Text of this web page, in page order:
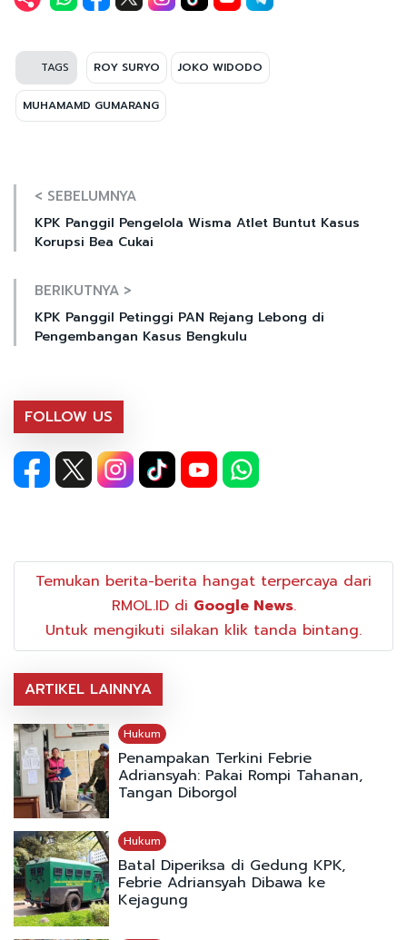
TAGS ROY SURYO JOKO WIDODO
MUHAMAMD GUMARANG
< SEBELUMNYA
KPK Panggil Pengelola Wisma Atlet Buntut Kasus
Korupsi Bea Cukai
BERIKUTNYA >
KPK Panggil Petinggi PAN Rejang Lebong di
Pengembangan Kasus Bengkulu
FOLLOW US
Temukan berita-berita hangat terpercaya dari
RMOL.ID di Google News.
Untuk mengikuti silakan klik tanda bintang.
ARTIKEL LAINNYA
Hukum
Penampakan Terkini Febrie
Adriansyah: Pakai Rompi Tahanan,
Tangan Diborgol
Hukum
Batal Diperiksa di Gedung KPK,
Febrie Adriansyah Dibawa ke
Kejagung